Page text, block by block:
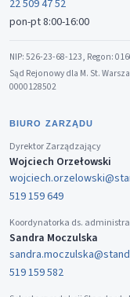
22 509 47 52
pon-pt 8:00-16:00
NIP: 526-23-68-123, Regon:
Sąd Rejonowy dla M. St.
0000128502
BIURO ZARZĄDU
Dyrektor Zarządzający
Wojciech Orzełowski
519 159 649
Koordynatorka ds.
Sandra Moczulska
519 159 582